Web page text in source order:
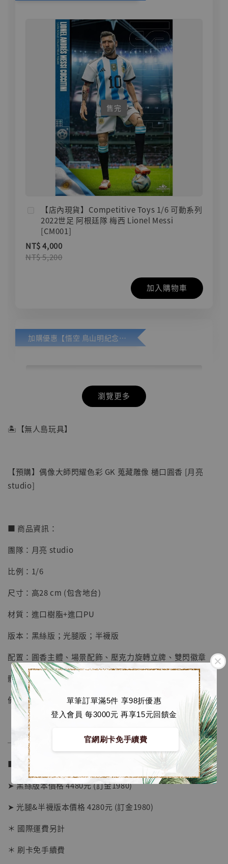
單筆訂單滿5件 享98折優惠
登入會員 每3000元 再享15元回饋金
官網刷卡免手續費
售完
【店內現貨】Competitive Toys 1/6 可動系列
2022世足 阿根廷隊 梅西 Lionel Messi
[CM001]
NT$ 4,000
NT$ 5,200
加入購物車
加購優惠【悟空 鳥山明紀念款 [奇蹟工作室]】
【店內現貨】七龍珠 系列蒐藏雕像 悟空 鳥山
明紀念款 [奇蹟工作室]
NT$ 5,580
瀏覽更多
🏝【無人島玩具】
【預購】偶像大師閃耀色彩 GK 蒐藏雕像 樋口圓香 [月亮
studio]
■ 商品資訊：
團隊：月亮 studio
比例：1/6
尺寸：高28 cm (包含地台)
材質：進口樹脂+進口PU
版本：黑絲版；光腿版；半襪版
配置：圓香主體、場景配飾、壓克力旋轉立牌、雙閃徽章
體數：限量118體
備註：預定送圓香壓克力旋轉立牌+雙閃徽章一套
──────────────
■ 販售資訊 (NT$)：
➤ 黑絲版本價格 4480元 (訂金1980)
➤ 光腿&半襪版本價格 4280元 (訂金1980)
＊ 國際運費另計
＊ 刷卡免手續費